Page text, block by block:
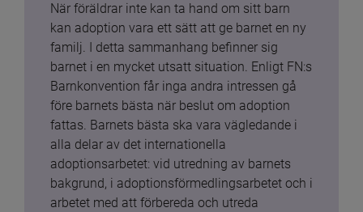
När föräldrar inte kan ta hand om sitt barn
kan adoption vara ett sätt att ge barnet en ny
familj. I detta sammanhang befinner sig
barnet i en mycket utsatt situation. Enligt FN:s
Barnkonvention får inga andra intressen gå
före barnets bästa när beslut om adoption
fattas. Barnets bästa ska vara vägledande i
alla delar av det internationella
adoptionsarbetet: vid utredning av barnets
bakgrund, i adoptionsförmedlingsarbetet och i
arbetet med att förbereda och utreda